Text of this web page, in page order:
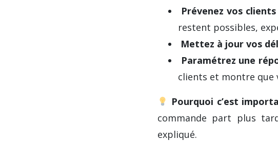
Prévenez vos clients
restent possibles,
Mettez à jour vos
Paramétrez une
clients et montre que
Pourquoi c’est
commande part plus
expliqué.